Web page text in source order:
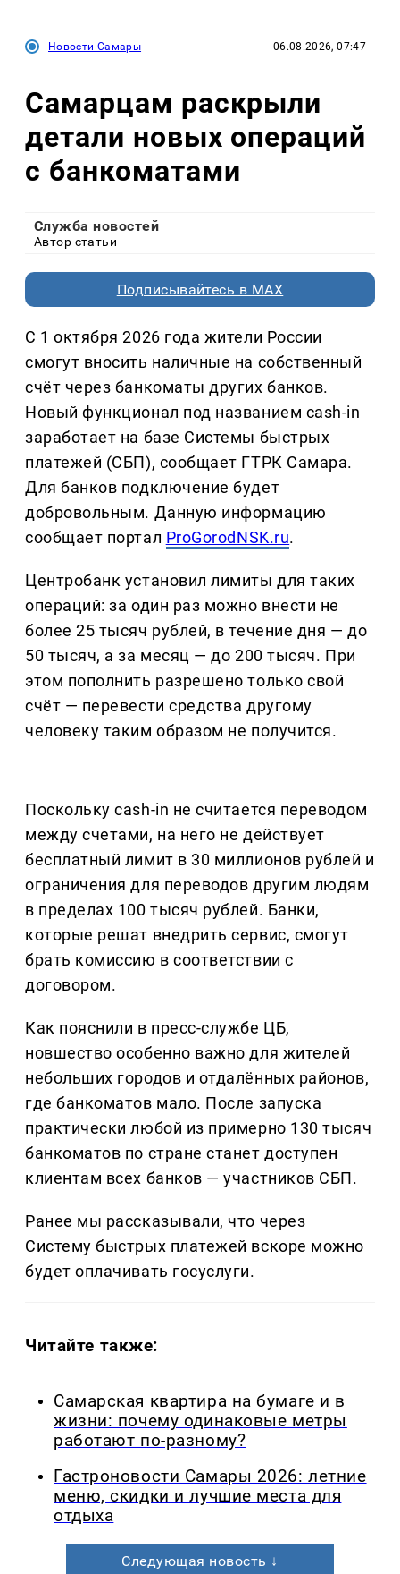
Новости Самары 06.08.2026, 07:47
Самарцам раскрыли
детали новых операций
с банкоматами
Служба новостей
Автор статьи
Подписывайтесь в MAX
С 1 октября 2026 года жители России
смогут вносить наличные на собственный
счёт через банкоматы других банков.
Новый функционал под названием cash-in
заработает на базе Системы быстрых
платежей (СБП), сообщает ГТРК Самара.
Для банков подключение будет
добровольным. Данную информацию
сообщает портал ProGorodNSK.ru.
Центробанк установил лимиты для таких
операций: за один раз можно внести не
более 25 тысяч рублей, в течение дня — до
50 тысяч, а за месяц — до 200 тысяч. При
этом пополнить разрешено только свой
счёт — перевести средства другому
человеку таким образом не получится.
Поскольку cash-in не считается переводом
между счетами, на него не действует
бесплатный лимит в 30 миллионов рублей и
ограничения для переводов другим людям
в пределах 100 тысяч рублей. Банки,
которые решат внедрить сервис, смогут
брать комиссию в соответствии с
договором.
Как пояснили в пресс-службе ЦБ,
новшество особенно важно для жителей
небольших городов и отдалённых районов,
где банкоматов мало. После запуска
практически любой из примерно 130 тысяч
банкоматов по стране станет доступен
клиентам всех банков — участников СБП.
Ранее мы рассказывали, что через
Систему быстрых платежей вскоре можно
будет оплачивать госуслуги.
Читайте также:
Самарская квартира на бумаге и в
жизни: почему одинаковые метры
работают по-разному?
Гастроновости Самары 2026: летние
меню, скидки и лучшие места для
отдыха
Следующая новость ↓